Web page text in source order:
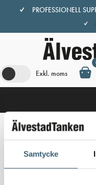
Samtycke
innehåll
PROFESSIONELL
Exkl. moms
Kemikalietank